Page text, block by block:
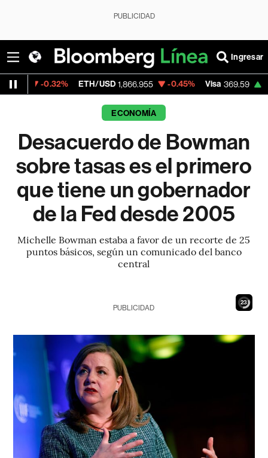
PUBLICIDAD
Ingresar
ETH/USD 1,866.955 -0.45% Visa 369.59 +1.07%
ECONOMÍA
Desacuerdo de Bowman
sobre tasas es el primero
que tiene un gobernador
de la Fed desde 2005
Michelle Bowman estaba a favor de un recorte de 25
puntos básicos, según un comunicado del banco
central
22
PUBLICIDAD